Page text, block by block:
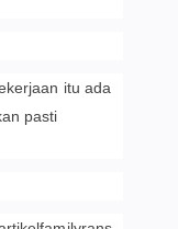
itu ada
pasti